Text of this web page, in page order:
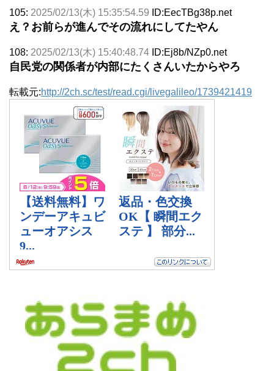
105: 2025/02/13(木) 15:35:54.59 ID:EecTBg38p.net
え？お前らが進んでその流れにしてたやん
108: 2025/02/13(木) 15:40:48.74 ID:Ej8b/NZp0.net
自民党の関係者が内部にたくさんいたからやろ
転載元:http://2ch.sc/test/read.cgi/livegalileo/1739421419